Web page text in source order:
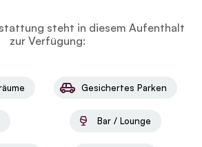
steht in diesem Aufenthalt
zur Verfügung:
Gesichertes Parken
Bar / Lounge